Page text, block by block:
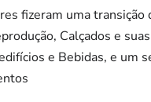
fizeram uma
Calçados e
e Bebidas, e um